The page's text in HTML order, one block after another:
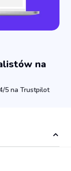
na
5 na Trustpilot